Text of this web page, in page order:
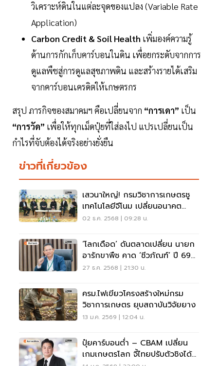
วิเคราะห์ดินในแต่ละจุดของแปลง (Variable Rate
Application)
Carbon Credit & Soil Health เพิ่มองค์ความรู้
ด้านการกักเก็บคาร์บอนในดิน เพื่อยกระดับจากการ
ดูแลพืชสู่การดูแลสุขภาพดิน และสร้างรายได้เสริม
จากคาร์บอนเครดิตให้เกษตรกร
สรุป ภารกิจของสมาคมฯ คือเปลี่ยนจาก “การเดา” เป็น
“การวัด” เพื่อให้ทุกเม็ดปุ๋ยที่ใส่ลงไป แปรเปลี่ยนเป็น
กำไรที่จับต้องได้จริงอย่างยั่งยืน
ข่าวที่เกี่ยวข้อง
เสวนาใหญ่! กรมวิชาการเกษตรชู
เทคโนโลยีจีโนม เปลี่ยนอนาคต
เกษตรไทยสู่ยุคใหม่
02 ธ.ค. 2568 | 09:28 น.
‘โลกเดือด’ ดันตลาดเปลี่ยน นายก
อารักขาพืช คาด ‘ชีวภัณฑ์’ ปี 69
โตแรง
27 ธ.ค. 2568 | 21:30 น.
ครม.ไฟเขียวโครงสร้างใหม่กรม
วิชาการเกษตร ยุบสถาบันวิจัยยาง
13 ม.ค. 2569 | 12:04 น.
ปุ๋ยคาร์บอนต่ำ – CBAM เปลี่ยน
เกมเกษตรโลก จี้ไทยปรับตัวชิงได้